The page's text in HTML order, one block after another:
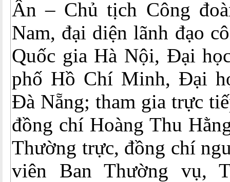
Ân – Chủ tịch Công
Nam, đại diện lãnh đạo
Quốc gia Hà Nội, Đại
phố Hồ Chí Minh, Đại
Đà Nẵng; tham gia trực
đồng chí Hoàng Thu
Thường trực, đồng chí
viên Ban Thường vụ,